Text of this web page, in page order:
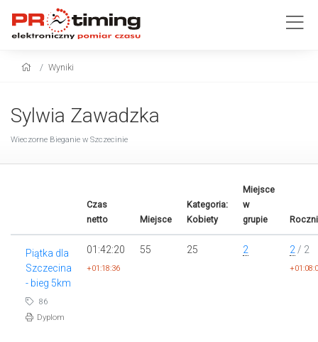
Wyniki
Sylwia Zawadzka
Wieczorne Bieganie w Szczecinie
Czas
netto
Miejsce
Kategoria:
Kobiety
Miejsce
w
grupie
Piątka dla
Szczecina
- bieg 5km
86
Dyplom
01:42:20
+01:18:36
55 25 2 2 / 2